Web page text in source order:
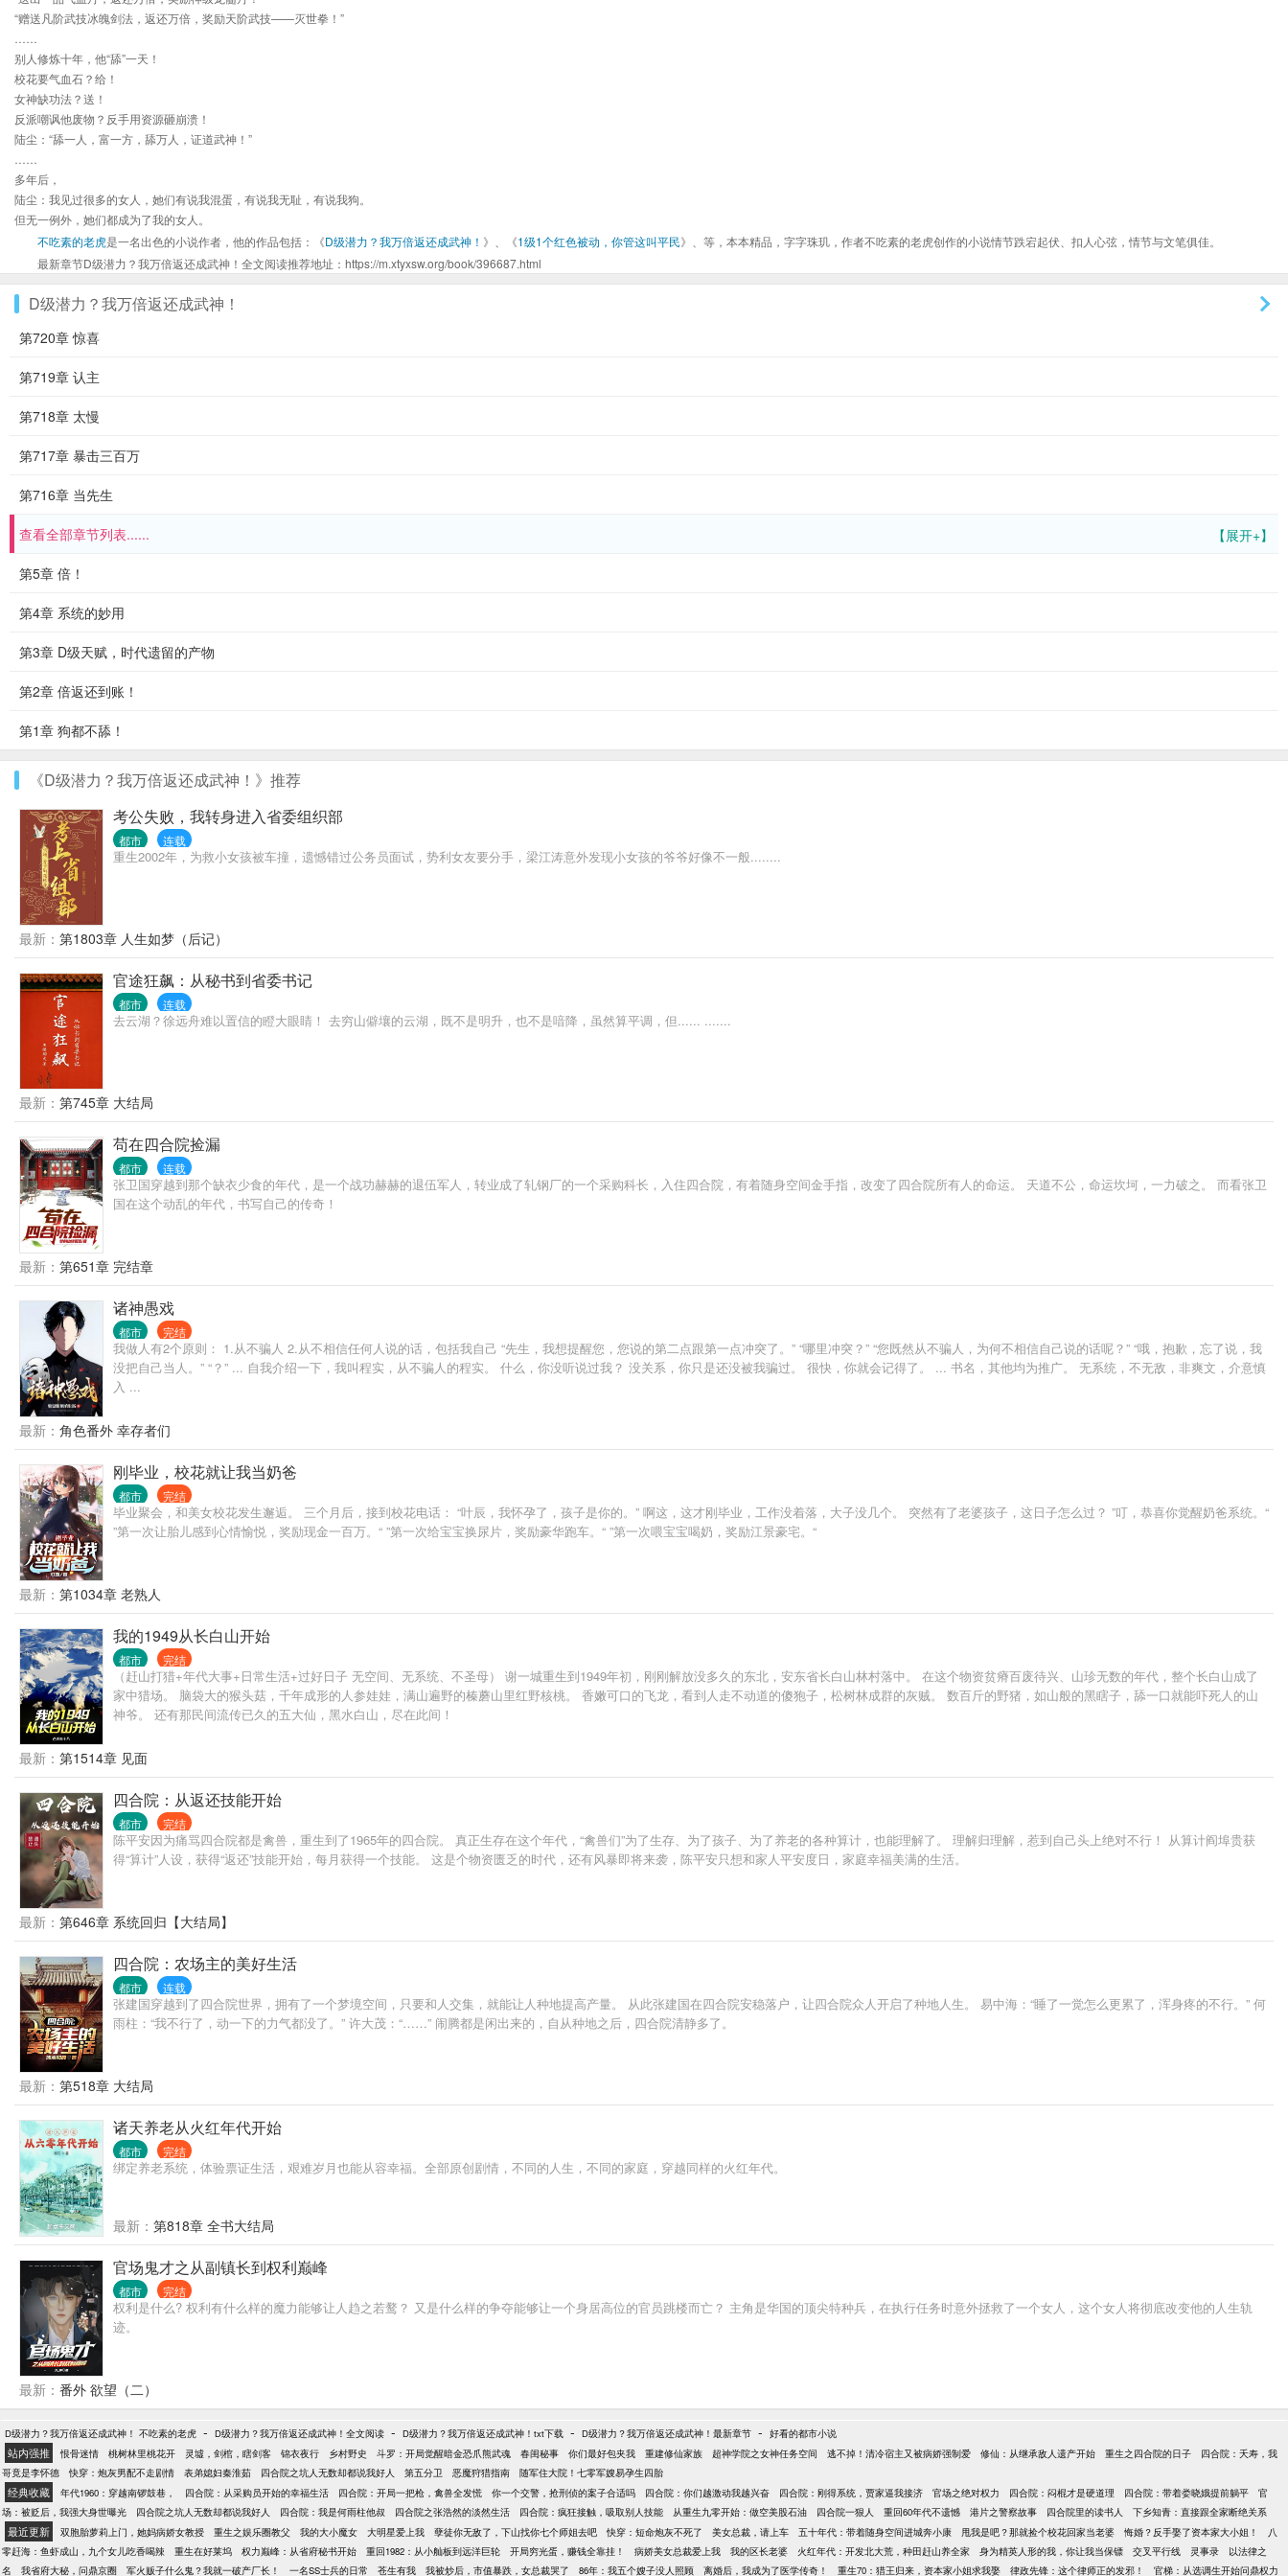
“赠送凡阶武技冰魄剑法，返还万倍，奖励天阶武技——灭世拳！”
别人修炼十年，他“舔”一天！
校花要气血石？给！
女神缺功法？送！
反派嘲讽他废物？反手用资源砸崩溃！
陆尘：“舔一人，富一方，舔万人，证道武神！”
多年后，
陆尘：我见过很多的女人，她们有说我混蛋，有说我无耻，有说我狗。
但无一例外，她们都成为了我的女人。
不吃素的老虎是一名出色的小说作者，他的作品包括：《D级潜力？我万倍返还成武神！ 》、《1级1个红色被动，你管这叫平民》、等，本本精品，字字珠玑，作者不吃素的老虎创作的小说情节跌宕起伏、扣人心弦，情节与文笔俱佳。
最新章节D级潜力？我万倍返还成武神！全文阅读推荐地址：https://m.xtyxsw.org/book/396687.html
D级潜力？我万倍返还成武神！
第720章 惊喜
第719章 认主
第718章 太慢
第717章 暴击三百万
第716章 当先生
【展开+】
查看全部章节列表......
第5章 倍！
第4章 系统的妙用
第3章 D级天赋，时代遗留的产物
第2章 倍返还到账！
第1章 狗都不舔！
《D级潜力？我万倍返还成武神！》推荐
考公失败，我转身进入省委组织部
都市 连载
重生2002年，为救小女孩被车撞，遗憾错过公务员面试，势利女友要分手，梁江涛意外发现小女孩的爷爷好像不一般........
最新： 第1803章 人生如梦（后记）
官途狂飙：从秘书到省委书记
都市 连载
去云湖？徐远舟难以置信的瞪大眼睛！ 去穷山僻壤的云湖，既不是明升，也不是喑降，虽然算平调，但...... .......
最新： 第745章 大结局
苟在四合院捡漏
都市 连载
张卫国穿越到那个缺衣少食的年代，是一个战功赫赫的退伍军人，转业成了轧钢厂的一个采购科长，入住四合院，有着随身空间金手指，改变了四合院所有人的命运。 天道不公，命运坎坷，一力破之。 而看张卫
国在这个动乱的年代，书写自己的传奇！
最新： 第651章 完结章
诸神愚戏
都市 完结
我做人有2个原则： 1.从不骗人 2.从不相信任何人说的话，包括我自己 “先生，我想提醒您，您说的第二点跟第一点冲突了。” “哪里冲突？” “您既然从不骗人，为何不相信自己说的话呢？” “哦，抱歉，忘了说，我
没把自己当人。” “？” ... 自我介绍一下，我叫程实，从不骗人的程实。 什么，你没听说过我？ 没关系，你只是还没被我骗过。 很快，你就会记得了。 ... 书名，其他均为推广。 无系统，不无敌，非爽文，介意慎
入 ...
最新： 角色番外 幸存者们
刚毕业，校花就让我当奶爸
都市 完结
毕业聚会，和美女校花发生邂逅。 三个月后，接到校花电话： “叶辰，我怀孕了，孩子是你的。” 啊这，这才刚毕业，工作没着落，大子没几个。 突然有了老婆孩子，这日子怎么过？ ”叮，恭喜你觉醒奶爸系统。“
”第一次让胎儿感到心情愉悦，奖励现金一百万。“ ”第一次给宝宝换尿片，奖励豪华跑车。“ ”第一次喂宝宝喝奶，奖励江景豪宅。“
最新： 第1034章 老熟人
我的1949从长白山开始
都市 完结
（赶山打猎+年代大事+日常生活+过好日子 无空间、无系统、不圣母） 谢一城重生到1949年初，刚刚解放没多久的东北，安东省长白山林村落中。 在这个物资贫瘠百废待兴、山珍无数的年代，整个长白山成了
家中猎场。 脑袋大的猴头菇，千年成形的人参娃娃，满山遍野的榛蘑山里红野核桃。 香嫩可口的飞龙，看到人走不动道的傻狍子，松树林成群的灰贼。 数百斤的野猪，如山般的黑瞎子，舔一口就能吓死人的山
神爷。 还有那民间流传已久的五大仙，黑水白山，尽在此间！
最新： 第1514章 见面
四合院：从返还技能开始
都市 完结
陈平安因为痛骂四合院都是禽兽，重生到了1965年的四合院。 真正生存在这个年代，“禽兽们”为了生存、为了孩子、为了养老的各种算计，也能理解了。 理解归理解，惹到自己头上绝对不行！ 从算计阎埠贵获
得“算计”人设，获得“返还”技能开始，每月获得一个技能。 这是个物资匮乏的时代，还有风暴即将来袭，陈平安只想和家人平安度日，家庭幸福美满的生活。
最新： 第646章 系统回归【大结局】
四合院：农场主的美好生活
都市 连载
张建国穿越到了四合院世界，拥有了一个梦境空间，只要和人交集，就能让人种地提高产量。 从此张建国在四合院安稳落户，让四合院众人开启了种地人生。 易中海：“睡了一觉怎么更累了，浑身疼的不行。” 何
雨柱：“我不行了，动一下的力气都没了。” 许大茂：“……” 闹腾都是闲出来的，自从种地之后，四合院清静多了。
最新： 第518章 大结局
诸天养老从火红年代开始
都市 完结
绑定养老系统，体验票证生活，艰难岁月也能从容幸福。全部原创剧情，不同的人生，不同的家庭，穿越同样的火红年代。
最新： 第818章 全书大结局
官场鬼才之从副镇长到权利巅峰
都市 完结
权利是什么? 权利有什么样的魔力能够让人趋之若鹜？ 又是什么样的争夺能够让一个身居高位的官员跳楼而亡？ 主角是华国的顶尖特种兵，在执行任务时意外拯救了一个女人，这个女人将彻底改变他的人生轨
迹。
最新： 番外 欲望（二）
D级潜力？我万倍返还成武神！ 不吃素的老虎 - D级潜力？我万倍返还成武神！全文阅读 - D级潜力？我万倍返还成武神！txt下载 - D级潜力？我万倍返还成武神！最新章节 - 好看的都市小说
站内强推 恨骨迷情 桃树林里桃花开 灵墟，剑棺，瞎剑客 锦衣夜行 乡村野史 斗罗：开局觉醒暗金恐爪熊武魂 春闺秘事 你们最好包夹我 重建修仙家族 超神学院之女神任务空间 逃不掉！清冷宿主又被病娇强制爱 修仙：从继承敌人遗产开始 重生之四合院的日子
四合院：夭寿，我
哥竟是李怀德
快穿：炮灰男配不走剧情 表弟媳妇秦淮茹 四合院之坑人无数却都说我好人 第五分卫 恶魔狩猎指南 随军住大院！七零军嫂易孕生四胎
经典收藏 年代1960：穿越南锣鼓巷， 四合院：从采购员开始的幸福生活 四合院：开局一把枪，禽兽全发慌 你一个交警，抢刑侦的案子合适吗 四合院：你们越激动我越兴奋 四合院：刚得系统，贾家逼我接济 官场之绝对权力 四合院：闷棍才是硬道理 四合院：带着娄晓娥提前躺平
官
场：被贬后，我强大身世曝光
四合院之坑人无数却都说我好人 四合院：我是何雨柱他叔 四合院之张浩然的淡然生活 四合院：疯狂接触，吸取别人技能 从重生九零开始：做空美股石油 四合院一狠人 重回60年代不遗憾 港片之警察故事 四合院里的读书人 下乡知青：直接跟全家断绝关系
最近更新 双胞胎萝莉上门，她妈病娇女教授 重生之娱乐圈教父 我的大小魔女 大明星爱上我 孽徒你无敌了，下山找你七个师姐去吧 快穿：短命炮灰不死了 美女总裁，请上车 五十年代：带着随身空间进城奔小康 甩我是吧？那就捡个校花回家当老婆 悔婚？反手娶了资本家大小姐！
八
零赶海：鱼虾成山，九个女儿吃香喝辣
重生在好莱坞 权力巅峰：从省府秘书开始 重回1982：从小舢板到远洋巨轮 开局穷光蛋，赚钱全靠挂！ 病娇美女总裁爱上我 我的区长老婆 火红年代：开发北大荒，种田赶山养全家 身为精英人形的我，你让我当保镖 交叉平行线 灵事录
以法律之
名
我省府大秘，问鼎京圈 军火贩子什么鬼？我就一破产厂长！ 一名SS士兵的日常 苍生有我 我被炒后，市值暴跌，女总裁哭了 86年：我五个嫂子没人照顾 离婚后，我成为了医学传奇！ 重生70：猎王归来，资本家小姐求我娶 律政先锋：这个律师正的发邪！ 官梯：从选调生开始问鼎权力